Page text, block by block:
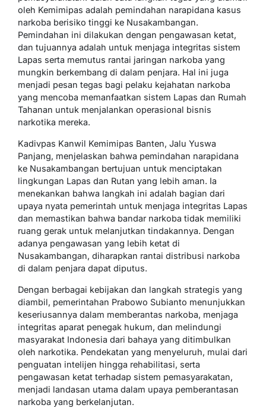
oleh Kemimipas adalah pemindahan narapidana kasus
narkoba berisiko tinggi ke Nusakambangan.
Pemindahan ini dilakukan dengan pengawasan ketat,
dan tujuannya adalah untuk menjaga integritas sistem
Lapas serta memutus rantai jaringan narkoba yang
mungkin berkembang di dalam penjara. Hal ini juga
menjadi pesan tegas bagi pelaku kejahatan narkoba
yang mencoba memanfaatkan sistem Lapas dan Rumah
Tahanan untuk menjalankan operasional bisnis
narkotika mereka.
Kadivpas Kanwil Kemimipas Banten, Jalu Yuswa
Panjang, menjelaskan bahwa pemindahan narapidana
ke Nusakambangan bertujuan untuk menciptakan
lingkungan Lapas dan Rutan yang lebih aman. Ia
menekankan bahwa langkah ini adalah bagian dari
upaya nyata pemerintah untuk menjaga integritas Lapas
dan memastikan bahwa bandar narkoba tidak memiliki
ruang gerak untuk melanjutkan tindakannya. Dengan
adanya pengawasan yang lebih ketat di
Nusakambangan, diharapkan rantai distribusi narkoba
di dalam penjara dapat diputus.
Dengan berbagai kebijakan dan langkah strategis yang
diambil, pemerintahan Prabowo Subianto menunjukkan
keseriusannya dalam memberantas narkoba, menjaga
integritas aparat penegak hukum, dan melindungi
masyarakat Indonesia dari bahaya yang ditimbulkan
oleh narkotika. Pendekatan yang menyeluruh, mulai dari
penguatan intelijen hingga rehabilitasi, serta
pengawasan ketat terhadap sistem pemasyarakatan,
menjadi landasan utama dalam upaya pemberantasan
narkoba yang berkelanjutan.